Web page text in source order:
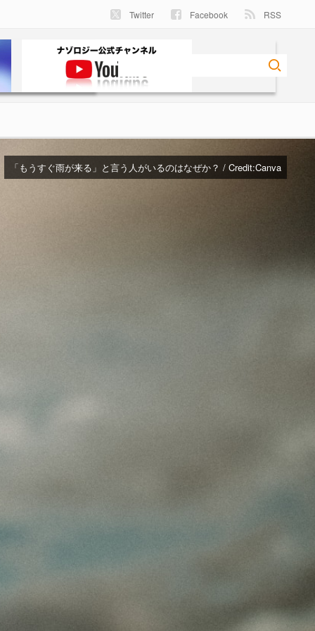
Twitter Facebook RSS
「もうすぐ雨が来る」と言う人がいるのはなぜか？ / Credit:Canva